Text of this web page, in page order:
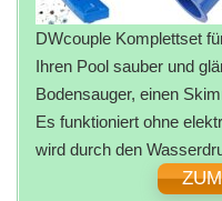
DWcouple Komplettset
Ihren Pool sauber und
Bodensauger, einen
Es funktioniert ohne
wird durch den